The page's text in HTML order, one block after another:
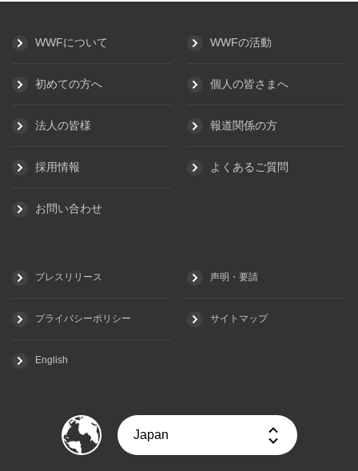
WWFについて WWFの活動
初めての方へ 個人の皆さまへ
法人の皆様 報道関係の方
採用情報 よくあるご質問
お問い合わせ
プレスリリース 声明・要請
プライバシーポリシー サイトマップ
English